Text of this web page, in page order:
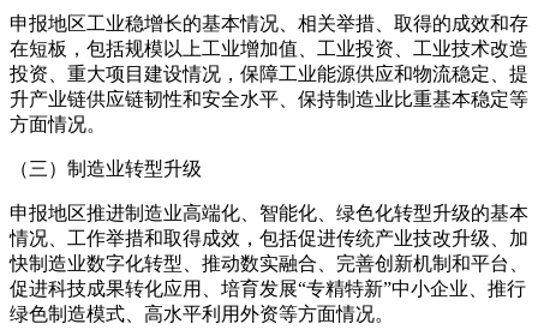
申报地区工业稳增长的基本情况、相关举措、取得的成效和存
在短板，包括规模以上工业增加值、工业投资、工业技术改造
投资、重大项目建设情况，保障工业能源供应和物流稳定、提
升产业链供应链韧性和安全水平、保持制造业比重基本稳定等
方面情况。
（三）制造业转型升级
申报地区推进制造业高端化、智能化、绿色化转型升级的基本
情况、工作举措和取得成效，包括促进传统产业技改升级、加
快制造业数字化转型、推动数实融合、完善创新机制和平台、
促进科技成果转化应用、培育发展“专精特新”中小企业、推行
绿色制造模式、高水平利用外资等方面情况。